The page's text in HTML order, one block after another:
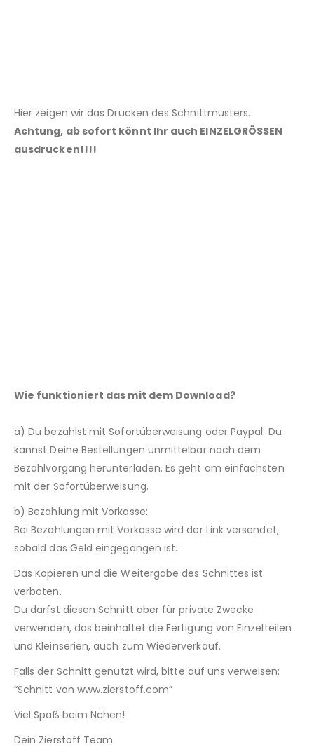
Hier zeigen wir das Drucken des Schnittmusters.
Achtung, ab sofort könnt Ihr auch EINZELGRÖSSEN
ausdrucken!!!!
Wie funktioniert das mit dem Download?
a) Du bezahlst mit Sofortüberweisung oder Paypal. Du
kannst Deine Bestellungen unmittelbar nach dem
Bezahlvorgang herunterladen. Es geht am einfachsten
mit der Sofortüberweisung.
b) Bezahlung mit Vorkasse:
Bei Bezahlungen mit Vorkasse wird der Link versendet,
sobald das Geld eingegangen ist.
Das Kopieren und die Weitergabe des Schnittes ist
verboten.
Du darfst diesen Schnitt aber für private Zwecke
verwenden, das beinhaltet die Fertigung von Einzelteilen
und Kleinserien, auch zum Wiederverkauf.
Falls der Schnitt genutzt wird, bitte auf uns verweisen:
“Schnitt von www.zierstoff.com”
Viel Spaß beim Nähen!
Dein Zierstoff Team